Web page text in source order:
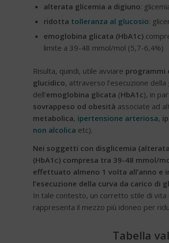
alterata glicemia a digiuno:
ridotta tolleranza al glucosio:
emoglobina glicata (HbA1c)
limite a 39-48 mmol/mol (5,7-6,4%)
Risulta, quindi, utile avviare programmi
glucidico, attraverso l’esecuzione della
dell’emoglobina glicata (HbA1c), in
sovrappeso od obesità associate ad
metabolica, ipertensione arteriosa,
non alcolica etc).
Nei soggetti con disglicemia
(HbA1c) compresa tra 39-48 mmol/
effettuato almeno 1 volta all’anno e
l’esecuzione della curva da carico di
In tale contesto, un corretto stile di
rappresenta il mezzo più idoneo per
Tabella